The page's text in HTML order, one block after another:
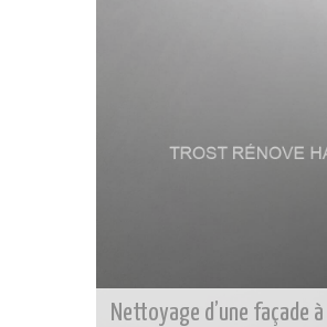
Nettoyage d’une façade